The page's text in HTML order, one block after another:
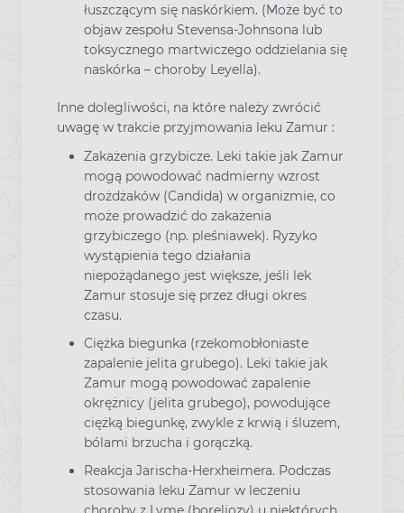
łuszczącym się naskórkiem. (Może być to
objaw zespołu Stevensa-Johnsona lub
toksycznego martwiczego oddzielania się
naskórka – choroby Leyella).
Inne dolegliwości, na które należy zwrócić
uwagę w trakcie przyjmowania leku Zamur :
Zakażenia grzybicze. Leki takie jak Zamur
mogą powodować nadmierny wzrost
drożdżaków (Candida) w organizmie, co
może prowadzić do zakażenia
grzybiczego (np. pleśniawek). Ryzyko
wystąpienia tego działania
niepożądanego jest większe, jeśli lek
Zamur stosuje się przez długi okres
czasu.
Ciężka biegunka (rzekomobłoniaste
zapalenie jelita grubego). Leki takie jak
Zamur mogą powodować zapalenie
okrężnicy (jelita grubego), powodujące
ciężką biegunkę, zwykle z krwią i śluzem,
bólami brzucha i gorączką.
Reakcja Jarischa-Herxheimera. Podczas
stosowania leku Zamur w leczeniu